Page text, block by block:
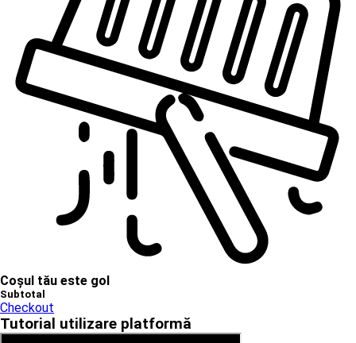
Coșul tău este gol
Subtotal
Checkout
Tutorial utilizare platformă